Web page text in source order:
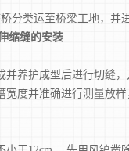
类运至桥梁工地，并进
缩缝的安装
护成型后进行切缝，
宽度并准确进行测量放